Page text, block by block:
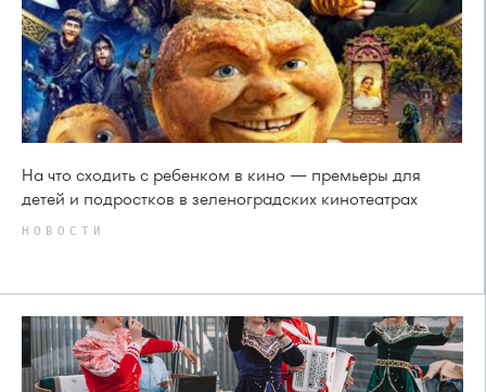
На что сходить с ребенком в кино — премьеры для
детей и подростков в зеленоградских кинотеатрах
НОВОСТИ